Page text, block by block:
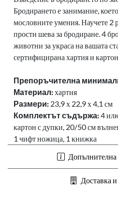
Бродирането е занимание,
мословните умения. Научете 2
прости шева за бродиране. 4
животни за украса на вашата
сертифицирана хартия и
Препоръчителна
Материал: хартия
Размери: 23,9 х 22,9 х 4,1 см
Комплектът съдържа: 4
картон с дупки, 20/50 см
1 чифт ножица, 1 книжка
Доставка